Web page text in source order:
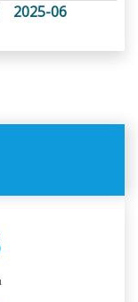
2025-06